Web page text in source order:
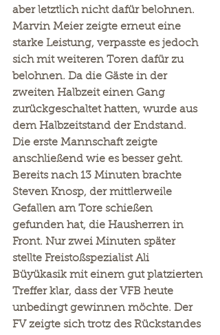
aber letztlich nicht dafür belohnen.
Marvin Meier zeigte erneut eine
starke Leistung, verpasste es jedoch
sich mit weiteren Toren dafür zu
belohnen. Da die Gäste in der
zweiten Halbzeit einen Gang
zurückgeschaltet hatten, wurde aus
dem Halbzeitstand der Endstand.
Die erste Mannschaft zeigte
anschließend wie es besser geht.
Bereits nach 13 Minuten brachte
Steven Knosp, der mittlerweile
Gefallen am Tore schießen
gefunden hat, die Hausherren in
Front. Nur zwei Minuten später
stellte Freistoßspezialist Ali
Büyükasik mit einem gut platzierten
Treffer klar, dass der VFB heute
unbedingt gewinnen möchte. Der
FV zeigte sich trotz des Rückstandes